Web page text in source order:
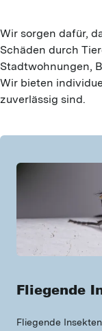
Wir sorgen dafür,
Schäden durch
Stadtwohnungen,
Wir bieten
zuverlässig sind.
Fliegende
Fliegende